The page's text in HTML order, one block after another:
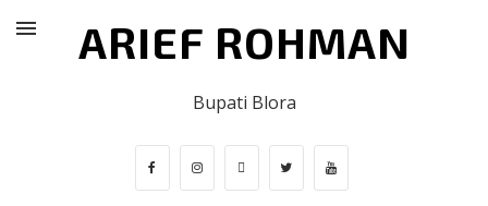
ARIEF ROHMAN
Bupati Blora